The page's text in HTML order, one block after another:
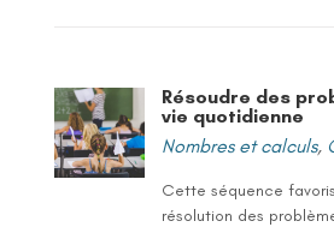
Résoudre des
vie quotidienne
Nombres et calculs,
Cette séquence
résolution des